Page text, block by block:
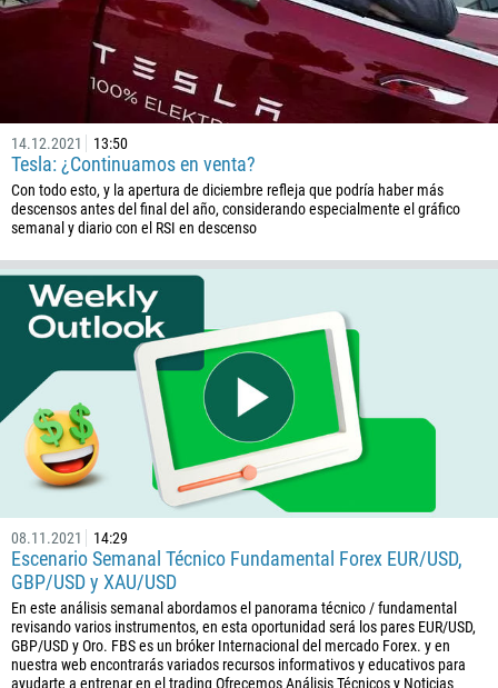
14.12.2021 13:50
Tesla: ¿Continuamos en venta?
Con todo esto, y la apertura de diciembre refleja que podría haber más
descensos antes del final del año, considerando especialmente el gráfico
semanal y diario con el RSI en descenso
08.11.2021 14:29
Escenario Semanal Técnico Fundamental Forex EUR/USD,
GBP/USD y XAU/USD
En este análisis semanal abordamos el panorama técnico / fundamental
revisando varios instrumentos, en esta oportunidad será los pares EUR/USD,
GBP/USD y Oro. FBS es un bróker Internacional del mercado Forex. y en
nuestra web encontrarás variados recursos informativos y educativos para
ayudarte a entrenar en el trading Ofrecemos Análisis Técnicos y Noticias
Callback
Número telefónico
1
93
355
213
1684
376
1264
54
374
297
61
43
00:00
Ingresa tu email
Escribe tu comentario, si es necesario
PEDIR UNA LLAMADA